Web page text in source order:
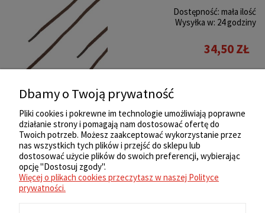
Dostępność: mała ilość
Wysyłka w: 24 godziny
34,50 ZŁ
« 1 2 3 4 5 6 »
ZAKUPY
REGULAMIN
Dbamy o Twoją prywatność
Pliki cookies i pokrewne im technologie umożliwiają poprawne
działanie strony i pomagają nam dostosować ofertę do
Twoich potrzeb. Możesz zaakceptować wykorzystanie przez
nas wszystkich tych plików i przejść do sklepu lub
dostosować użycie plików do swoich preferencji, wybierając
opcję "Dostosuj zgody".
Więcej o plikach cookies przeczytasz w naszej Polityce
prywatności.